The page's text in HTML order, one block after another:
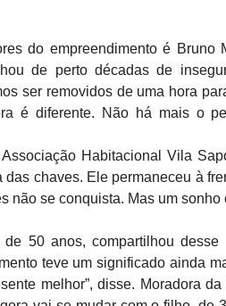
do empreendimento é
de perto décadas de
ser removidos de uma hora
é diferente. Não há mais o
Habitacional Vila
das chaves. Ele permaneceu à
não se conquista. Mas um
50 anos, compartilhou
teve um significado ainda
melhor”, disse. Moradora